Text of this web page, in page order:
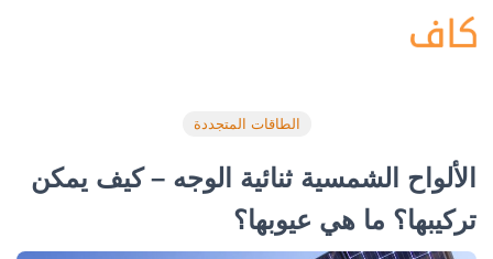
الطاقات المتجددة
الألواح الشمسية ثنائية الوجه – كيف يمكن
تركيبها؟ ما هي عيوبها؟